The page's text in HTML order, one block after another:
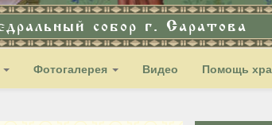
собор г. Саратова
Фотогалерея Видео Помощь